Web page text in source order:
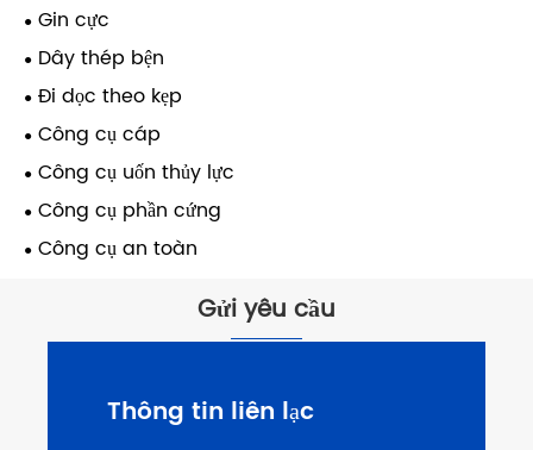
Gin cực
Dây thép bện
Đi dọc theo kẹp
Công cụ cáp
Công cụ uốn thủy lực
Công cụ phần cứng
Công cụ an toàn
Gửi yêu cầu
Thông tin liên lạc